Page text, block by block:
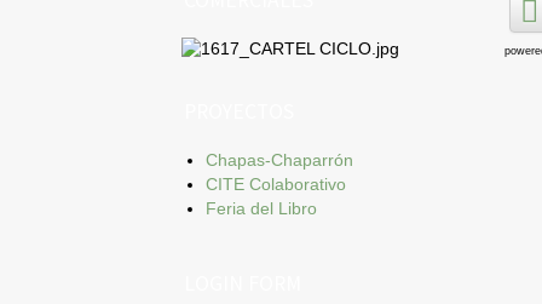
Chapas-Chaparrón
CITE Colaborativo
Feria del Libro